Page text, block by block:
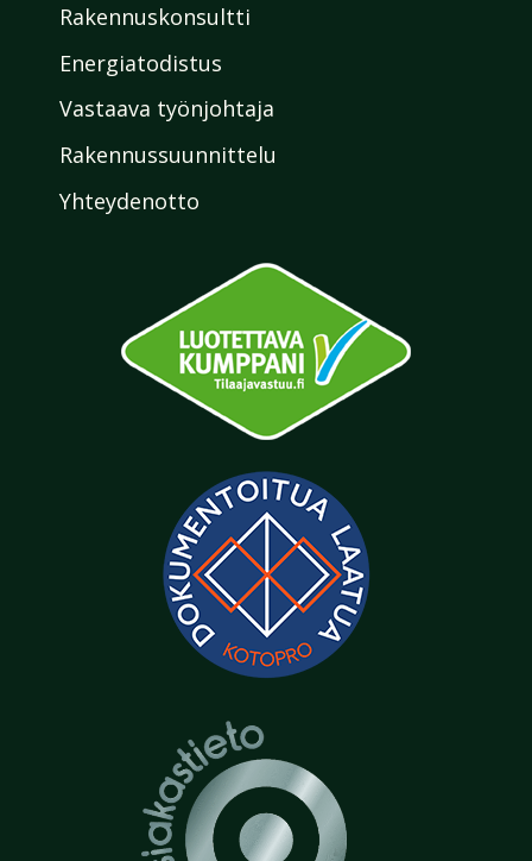
Rakennuskonsultti
Energiatodistus
Vastaava työnjohtaja
Rakennussuunnittelu
Yhteydenotto